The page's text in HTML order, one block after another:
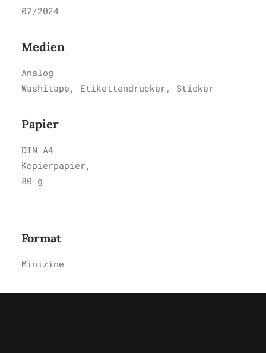
07/2024
Medien
Analog
Washitape, Etikettendrucker, Sticker
Papier
DIN A4
Kopierpapier,
80 g
Format
Minizine